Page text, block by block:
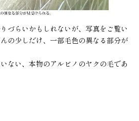
づらいかもしれないが、写真をご覧い
の少しだけ、一部毛色の異なる部分が
ない、本物のアルビノのヤクの毛であ